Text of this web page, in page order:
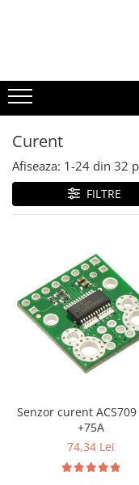
Arduino Original
Arduino Compatibil
Raspberry PI
Alimentare
Racire
Cabluri si Conectori
Camera
Adaptoare si
Curent
Afiseaza: 1-24 din 32
FILTRE
Senzor curent ACS709 -75A
+75A
74,34 Lei